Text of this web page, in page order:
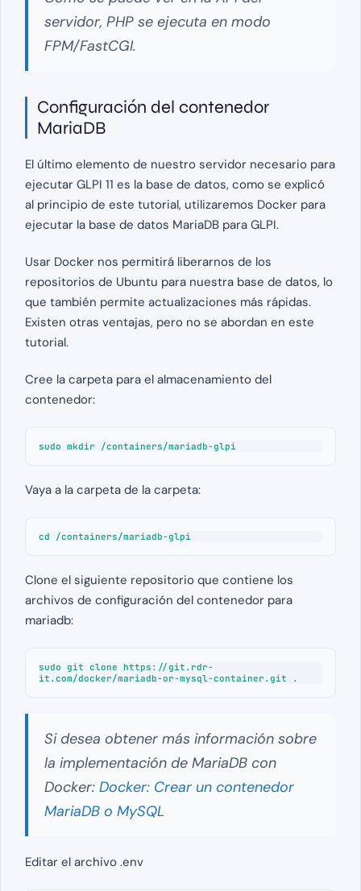
servidor, PHP se ejecuta en modo
FPM/FastCGI.
Configuración del contenedor
MariaDB
El último elemento de nuestro servidor necesario para
ejecutar GLPI 11 es la base de datos, como se explicó
al principio de este tutorial, utilizaremos Docker para
ejecutar la base de datos MariaDB para GLPI.
Usar Docker nos permitirá liberarnos de los
repositorios de Ubuntu para nuestra base de datos, lo
que también permite actualizaciones más rápidas.
Existen otras ventajas, pero no se abordan en este
tutorial.
Cree la carpeta para el almacenamiento del
contenedor:
sudo mkdir /containers/mariadb-glpi
Vaya a la carpeta de la carpeta:
cd /containers/mariadb-glpi
Clone el siguiente repositorio que contiene los
archivos de configuración del contenedor para
mariadb:
sudo git clone https://git.rdr-
it.com/docker/mariadb-or-mysql-container.git .
Si desea obtener más información sobre
la implementación de MariaDB con
Docker: Docker: Crear un contenedor
MariaDB o MySQL
Editar el archivo .env